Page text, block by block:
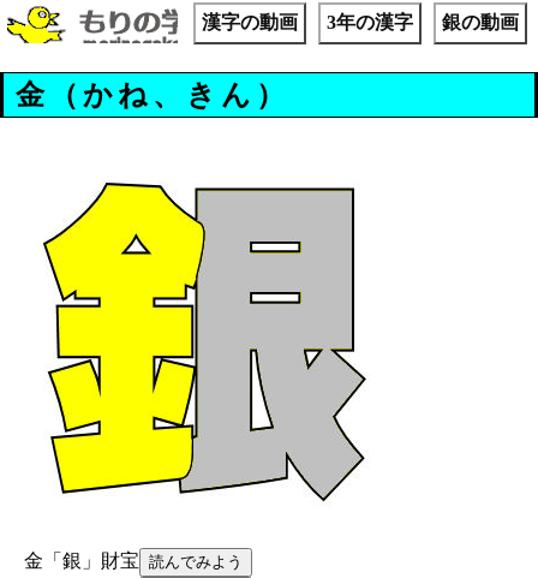
漢字の動画 3年の漢字 銀の動画
金（かね、きん）
金「銀」財宝